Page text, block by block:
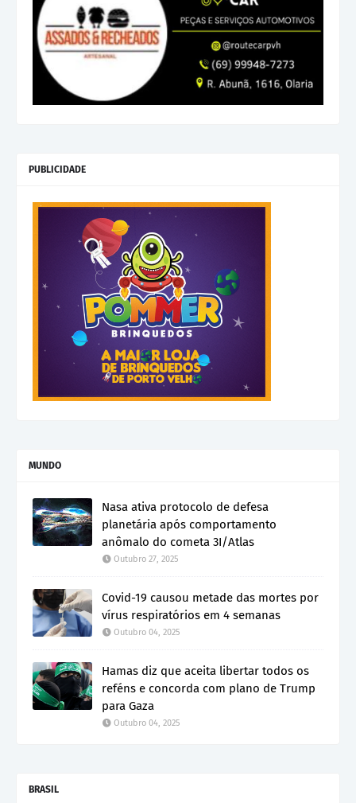
PUBLICIDADE
MUNDO
Nasa ativa protocolo de defesa
planetária após comportamento
anômalo do cometa 3I/Atlas
Outubro 27, 2025
Covid-19 causou metade das mortes por
vírus respiratórios em 4 semanas
Outubro 04, 2025
Hamas diz que aceita libertar todos os
reféns e concorda com plano de Trump
para Gaza
Outubro 04, 2025
BRASIL